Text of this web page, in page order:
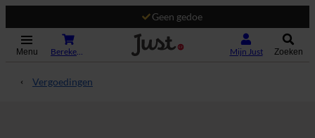
Geen gedoe
Menu Mijn Just Zoeken
Vergoedingen